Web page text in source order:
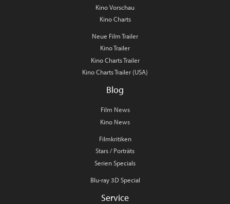
Kino Vorschau
Kino Charts
Neue Film Trailer
Kino Trailer
Kino Charts Trailer
Kino Charts Trailer (USA)
Blog
Film News
Kino News
Filmkritiken
Stars / Porträts
Serien Specials
Blu-ray 3D Special
Service